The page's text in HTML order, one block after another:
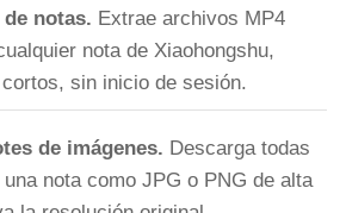
notas. Extrae archivos MP4
nota de Xiaohongshu,
sin inicio de sesión.
de imágenes. Descarga todas
nota como JPG o PNG de alta